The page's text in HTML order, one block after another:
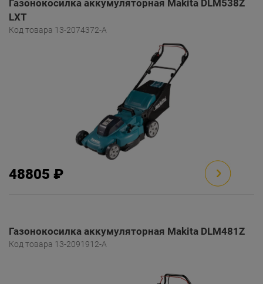
Газонокосилка аккумуляторная Makita DLM538Z
LXT
Код товара 13-2074372-A
48805 ₽
Газонокосилка аккумуляторная Makita DLM481Z
Код товара 13-2091912-A